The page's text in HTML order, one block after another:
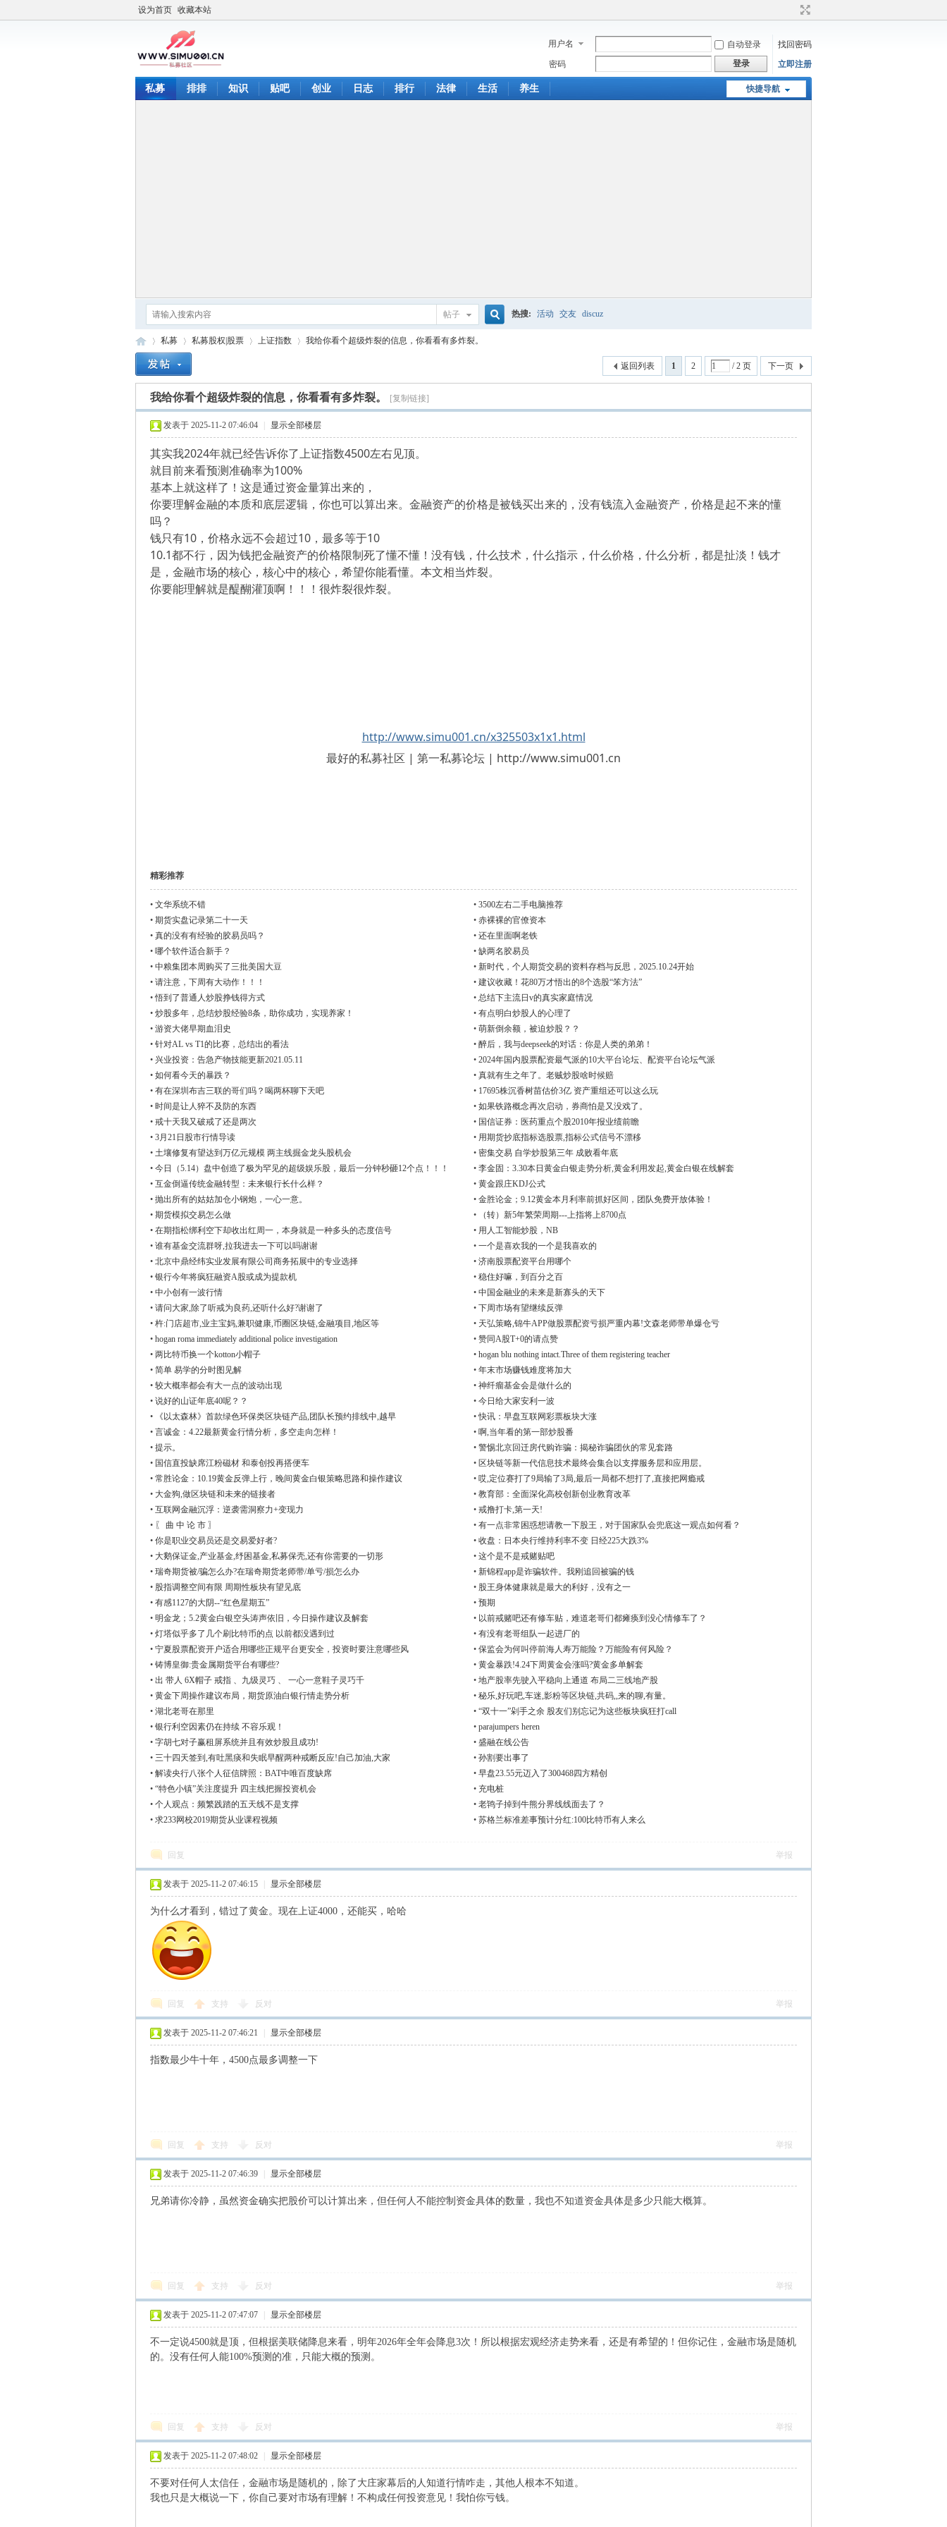
设为首页 收藏本站
用户名 自动登录
找回密码
密码
登录 立即注册
快捷导航
私募 排排 知识 贴吧 创业 日志 排行 法律 生活 养生
帖子 热搜: 活动 交友 discuz
»
私募
›
私募股权|股票
›
上证指数
›
我给你看个超级炸裂的信息，你看看有多炸裂。
1 2 / 2 页 下一页
返回列表
我给你看个超级炸裂的信息，你看看有多炸裂。 [复制链接]
发表于 2025-11-2 07:46:04 显示全部楼层
其实我2024年就已经告诉你了上证指数4500左右见顶。
就目前来看预测准确率为100%
基本上就这样了！这是通过资金量算出来的，
你要理解金融的本质和底层逻辑，你也可以算出来。金融资产的价格是被钱买出来的，没有钱流入金融资产，价格是起不来的懂
吗？
钱只有10，价格永远不会超过10，最多等于10
10.1都不行，因为钱把金融资产的价格限制死了懂不懂！没有钱，什么技术，什么指示，什么价格，什么分析，都是扯淡！钱才
是，金融市场的核心，核心中的核心，希望你能看懂。本文相当炸裂。
你要能理解就是醍醐灌顶啊！！！很炸裂很炸裂。
http://www.simu001.cn/x325503x1x1.html
最好的私募社区 | 第一私募论坛 | http://www.simu001.cn
精彩推荐
• 文华系统不错 • 3500左右二手电脑推荐
• 期货实盘记录第二十一天 • 赤裸裸的官僚资本
• 真的没有有经验的胶易员吗？ • 还在里面啊老铁
• 哪个软件适合新手？ • 缺两名胶易员
• 中粮集团本周购买了三批美国大豆 • 新时代，个人期货交易的资料存档与反思，2025.10.24开始
• 请注意，下周有大动作！！！ • 建议收藏！花80万才悟出的8个选股“笨方法”
•悟到了普通人炒股挣钱得方式 • 总结下主流日v的真实家庭情况
• 炒股多年，总结炒股经验8条，助你成功，实现养家！ • 有点明白炒股人的心理了
• 游资大佬早期血泪史 • 萌新倒余额，被迫炒股？？
• 针对AL vs T1的比赛，总结出的看法 • 醉后，我与deepseek的对话：你是人类的弟弟！
• 兴业投资：告急产物技能更新2021.05.11 • 2024年国内股票配资最气派的10大平台论坛、配资平台论坛气派
• 如何看今天的暴跌？ • 真就有生之年了。老贼炒股啥时候赔
• 有在深圳布吉三联的哥们吗？喝两杯聊下天吧 • 17695株沉香树苗估价3亿 资产重组还可以这么玩
• 时间是让人猝不及防的东西 • 如果铁路概念再次启动，券商怕是又没戏了。
• 戒十天我又破戒了还是两次 • 国信证券：医药重点个股2010年报业绩前瞻
• 3月21日股市行情导读 • 用期货抄底指标选股票,指标公式信号不漂移
• 土壤修复有望达到万亿元规模 两主线掘金龙头股机会 • 密集交易 自学炒股第三年 成败看年底
• 今日（5.14）盘中创造了极为罕见的超级娱乐股，最后一分钟秒砸12个点！！！ • 李金固：3.30本日黄金白银走势分析,黄金利用发起,黄金白银在线解套
• 互金倒逼传统金融转型：未来银行长什么样？ • 黄金跟庄KDJ公式
• 抛出所有的姑姑加仓小钢炮，一心一意。 • 金胜论金；9.12黄金本月利率前抓好区间，团队免费开放体验！
• 期货模拟交易怎么做 •
（转）新5年繁荣周期---上指将上8700点
• 在期指松绑利空下却收出红周一，本身就是一种多头的态度信号 • 用人工智能炒股，NB
• 谁有基金交流群呀,拉我进去一下可以吗谢谢 • 一个是喜欢我的一个是我喜欢的
• 北京中鼎经纬实业发展有限公司商务拓展中的专业选择 • 济南股票配资平台用哪个
• 银行今年将疯狂融资A股或成为提款机 • 稳住好嘛，到百分之百
• 中小创有一波行情 • 中国金融业的未来是新寡头的天下
• 请问大家,除了听戒为良药,还听什么好?谢谢了 • 下周市场有望继续反弹
• 杵:门店超市,业主宝妈,兼职健康,币圈区块链,金融项目,地区等 • 天弘策略,锦牛APP做股票配资亏损严重内幕!文森老师带单爆仓亏
• hogan roma immediately additional police investigation • 赞同A股T+0的请点赞
• 两比特币换一个kotton小帽子 • hogan blu nothing intact.Three of them registering teacher
• 简单 易学的分时图见解 • 年末市场赚钱难度将加大
• 较大概率都会有大一点的波动出现 • 神纤瘤基金会是做什么的
• 说好的山证年底40呢？？ • 今日给大家安利一波
•
《以太森林》首款绿色环保类区块链产品,团队长预约排线中,越早 •快讯：早盘互联网彩票板块大涨
• 言诚金：4.22最新黄金行情分析，多空走向怎样！ • 啊,当年看的第一部炒股番
• 提示。 • 警惕北京回迁房代购诈骗：揭秘诈骗团伙的常见套路
• 国信直投缺席江粉磁材 和泰创投再搭便车 • 区块链等新一代信息技术最终会集合以支撑服务层和应用层。
• 常胜论金：10.19黄金反弹上行，晚间黄金白银策略思路和操作建议 • 哎,定位赛打了9局输了3局,最后一局都不想打了,直接把网瘾戒
• 大金狗,做区块链和未来的链接者 • 教育部：全面深化高校创新创业教育改革
• 互联网金融沉浮：逆袭需洞察力+变现力 • 戒撸打卡,第一天!
• 〖 曲 中 论 市 〗 • 有一点非常困惑想请教一下股王，对于国家队会兜底这一观点如何看？
• 你是职业交易员还是交易爱好者? • 收盘：日本央行维持利率不变 日经225大跌3%
• 大鹅保证金,产业基金,纾困基金,私募保壳,还有你需要的一切形 • 这个是不是戒赌贴吧
• 瑞奇期货被/骗怎么办?在瑞奇期货老师带/单亏/损怎么办 • 新锦程app是诈骗软件。我刚追回被骗的钱
• 股指调整空间有限 周期性板块有望见底 • 股王身体健康就是最大的利好，没有之一
• 有感1127的大阴--“红色星期五” • 预期
• 明金龙；5.2黄金白银空头涛声依旧，今日操作建议及解套 • 以前戒赌吧还有修车贴，难道老哥们都瘫痪到没心情修车了？
• 灯塔似乎多了几个刷比特币的点 以前都没遇到过 • 有没有老哥组队一起进厂的
• 宁夏股票配资开户适合用哪些正规平台更安全，投资时要注意哪些风 • 保监会为何叫停前海人寿万能险？万能险有何风险？
• 铸博皇御:贵金属期货平台有哪些? • 黄金暴跌!4.24下周黄金会涨吗?黄金多单解套
• 出 带人 6X帽子 戒指 、九级灵巧 、 一心一意鞋子灵巧千 • 地产股率先驶入平稳向上通道 布局二三线地产股
• 黄金下周操作建议布局，期货原油白银行情走势分析 • 秘乐,好玩吧,车迷,影粉等区块链,共码,,来的聊,有量。
• 湖北老哥在那里 • “双十一”剁手之余 股友们别忘记为这些板块疯狂打call
• 银行利空因素仍在持续 不容乐观！ • parajumpers heren
• 字胡七对子赢租屏系统并且有效炒股且成功! • 盛融在线公告
• 三十四天签到,有吐黑痰和失眠早醒两种戒断反应!自己加油,大家 • 孙割要出事了
• 解读央行八张个人征信牌照：BAT中唯百度缺席 • 早盘23.55元迈入了300468四方精创
• “特色小镇”关注度提升 四主线把握投资机会 • 充电桩
• 个人观点：频繁践踏的五天线不是支撑 • 老鸨子掉到牛熊分界线线面去了？
• 求233网校2019期货从业课程视频 • 苏格兰标准差事预计分红:100比特币有人来么
回复 举报
发表于 2025-11-2 07:46:15 显示全部楼层
为什么才看到，错过了黄金。现在上证4000，还能买，哈哈
回复 支持 反对 举报
发表于 2025-11-2 07:46:21 显示全部楼层
指数最少牛十年，4500点最多调整一下
回复 支持 反对 举报
发表于 2025-11-2 07:46:39 显示全部楼层
兄弟请你冷静，虽然资金确实把股价可以计算出来，但任何人不能控制资金具体的数量，我也不知道资金具体是多少只能大概算。
回复 支持 反对 举报
发表于 2025-11-2 07:47:07 显示全部楼层
不一定说4500就是顶，但根据美联储降息来看，明年2026年全年会降息3次！所以根据宏观经济走势来看，还是有希望的！但你记住，金融市场是随机
的。没有任何人能100%预测的准，只能大概的预测。
回复 支持 反对 举报
发表于 2025-11-2 07:48:02 显示全部楼层
不要对任何人太信任，金融市场是随机的，除了大庄家幕后的人知道行情咋走，其他人根本不知道。
我也只是大概说一下，你自己要对市场有理解！不构成任何投资意见！我怕你亏钱。